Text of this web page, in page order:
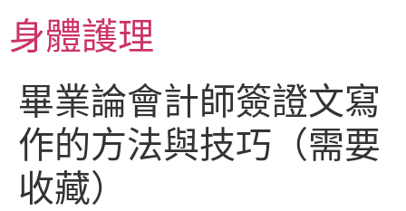
主身體護理
畢業論會計師簽證文寫
作的方法與技巧（需要
收藏）